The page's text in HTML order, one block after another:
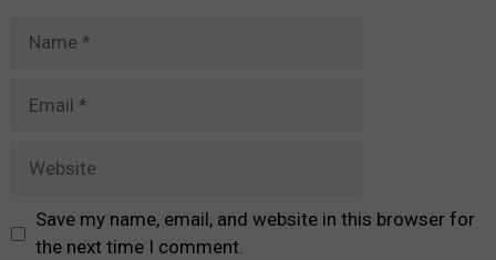
Save my name, email, and website in this browser for
the next time I comment.